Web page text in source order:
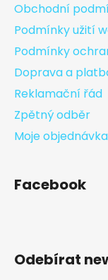
Obchodní
Podmínky užití
Podmínky
Doprava a
Reklamační řád
Zpětný odběr
Moje objednávka
Facebook
Odebírat